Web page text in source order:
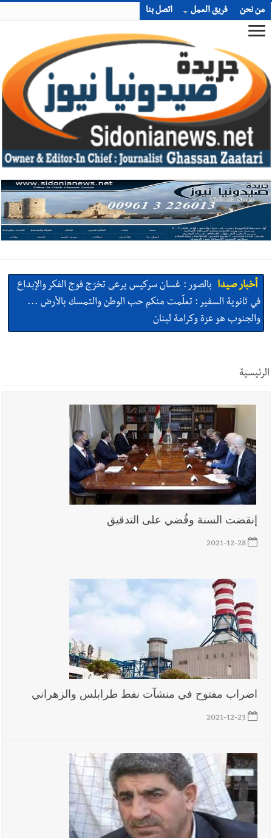
من نحن فريق العمل اتصل بنا
والجنوب هو عزة وكرامة لبنان
أخبار صيدا
المهندس محمد السعودي يستقبل المختارين بعاصيري
والبيلاني
أخبار لبنان
أخبار لبنان
روابط القطاع العام : إضراب الاثنين احتجاجا على
تقسيط المفعول الرجعي
أخبار لبنان خلفيات توقيف السفير الفلسطيني السابق أشرف دبور:
تداخل السياسة بالقضاء ولبنان قد يسلّمه إلى السلطة
أخبار لبنان حراك ديبلوماسي للتجديد لـ اليونيفيل .. مسؤول غربي
أخبار لبنان ليلة سقوط رياض سلامة... هل ننتظر الحقيقة؟
أخبار صيدا
بالصور : غسان سركيس يرعى تخرّج فوج الفكر والإبداع
في ثانوية السفير : تعلّمت منكم حب الوطن والتمسك بالأرض ...
والجنوب هو عزة وكرامة لبنان
الرئيسية
إنقضت السنة وقُضي على التدقيق
2021-12-28
اضراب مفتوح في منشآت نفط طرابلس والزهراني
2021-12-23